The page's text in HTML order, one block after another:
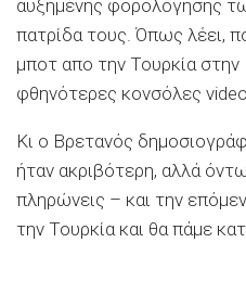
αυξημένης φορολόγησης
πατρίδα τους. Όπως λέει,
μποτ απο την Τουρκία
φθηνότερες κονσόλες
Κι ο Βρετανός
ήταν ακριβότερη, αλλά
πληρώνεις – και την
την Τουρκία και θα πάμε